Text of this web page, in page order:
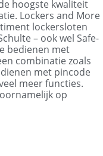
hoogste kwaliteit
Lockers and More
lockersloten
– ook wel Safe-
bedienen met
combinatie zoals
met pincode
meer functies.
op